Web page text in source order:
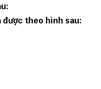
được theo hình sau: